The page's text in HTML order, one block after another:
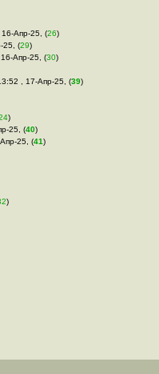
Апр-25, (26)
25, (29)
Апр-25, (30)
, 17-Апр-25, (39)
)
25, (40)
25, (41)
)